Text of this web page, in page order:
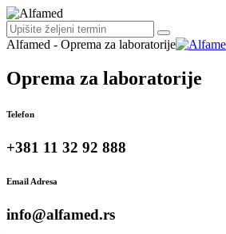
Alfamed - Oprema za laboratorije
Oprema za laboratorije
Telefon
+381 11 32 92 888
Email Adresa
info@alfamed.rs